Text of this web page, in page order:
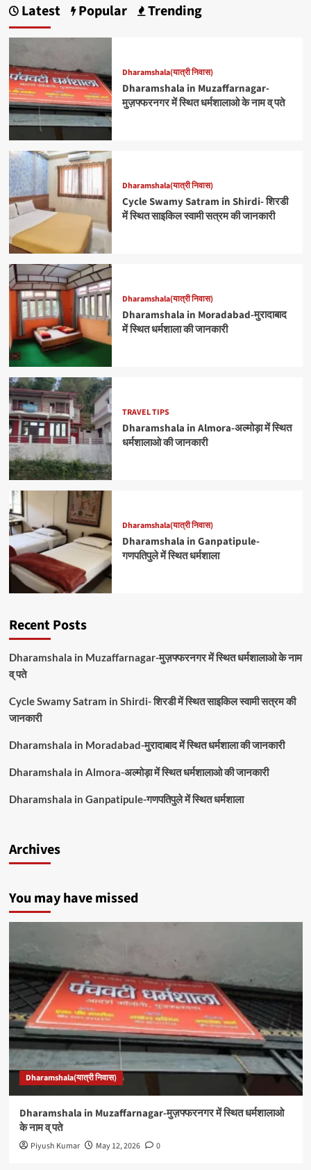
Latest Popular Trending
Dharamshala(यात्री निवास)
Dharamshala in Muzaffarnagar-
मुज़फ्फरनगर में स्थित धर्मशालाओ के नाम व् पते
Dharamshala(यात्री निवास)
Cycle Swamy Satram in Shirdi- शिरडी
में स्थित साइकिल स्वामी सत्रम की जानकारी
Dharamshala(यात्री निवास)
Dharamshala in Moradabad-मुरादाबाद
में स्थित धर्मशाला की जानकारी
TRAVEL TIPS
Dharamshala in Almora-अल्मोड़ा में स्थित
धर्मशालाओ की जानकारी
Dharamshala(यात्री निवास)
Dharamshala in Ganpatipule-
गणपतिपुले में स्थित धर्मशाला
Recent Posts
Dharamshala in Muzaffarnagar-मुज़फ्फरनगर में स्थित धर्मशालाओ के नाम
व् पते
Cycle Swamy Satram in Shirdi- शिरडी में स्थित साइकिल स्वामी सत्रम की
जानकारी
Dharamshala in Moradabad-मुरादाबाद में स्थित धर्मशाला की जानकारी
Dharamshala in Almora-अल्मोड़ा में स्थित धर्मशालाओ की जानकारी
Dharamshala in Ganpatipule-गणपतिपुले में स्थित धर्मशाला
Archives
You may have missed
Dharamshala(यात्री निवास)
Dharamshala in Muzaffarnagar-मुज़फ्फरनगर में स्थित धर्मशालाओ
के नाम व् पते
Piyush Kumar May 12, 2026 0